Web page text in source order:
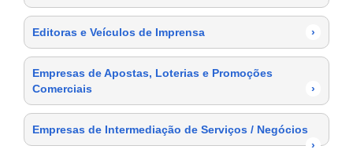
Editoras e Veículos de Imprensa ›
Empresas de Apostas, Loterias e Promoções
Comerciais
›
Empresas de Intermediação de Serviços / Negócios
›